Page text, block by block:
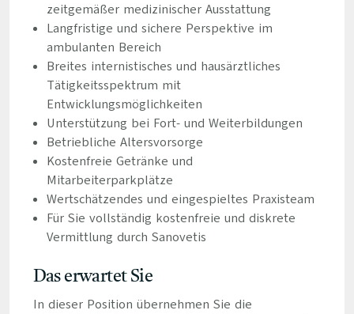
zeitgemäßer medizinischer Ausstattung
Langfristige und sichere Perspektive im
ambulanten Bereich
Breites internistisches und hausärztliches
Tätigkeitsspektrum mit
Entwicklungsmöglichkeiten
Unterstützung bei Fort- und Weiterbildungen
Betriebliche Altersvorsorge
Kostenfreie Getränke und
Mitarbeiterparkplätze
Wertschätzendes und eingespieltes Praxisteam
Für Sie vollständig kostenfreie und diskrete
Vermittlung durch Sanovetis
Das erwartet Sie
In dieser Position übernehmen Sie die